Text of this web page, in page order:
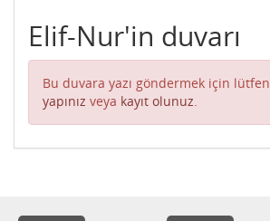
Elif-Nur'in duvarı
Bu duvara yazı göndermek için lütfen
yapınız veya kayıt olunuz.